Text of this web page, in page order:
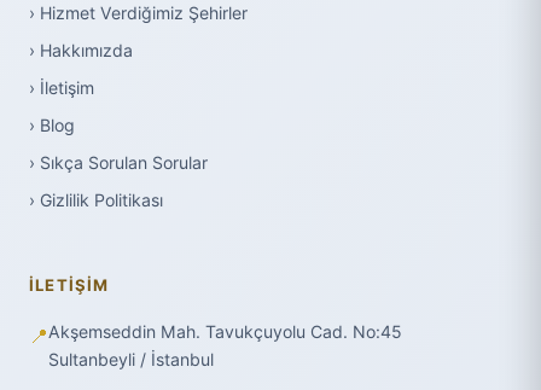
› Hizmet Verdiğimiz Şehirler
› Hakkımızda
› İletişim
› Blog
› Sıkça Sorulan Sorular
› Gizlilik Politikası
İLETIŞIM
📍Akşemseddin Mah. Tavukçuyolu Cad. No:45
Sultanbeyli / İstanbul